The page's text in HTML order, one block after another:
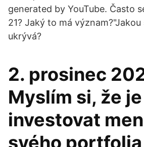
generated by YouTube. Často
21? Jaký to má
ukrývá?
2. prosinec
Myslím si, že
investovat
svého